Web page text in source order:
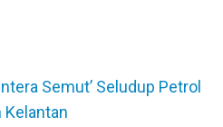
Semut’ Seludup Petrol
Kelantan